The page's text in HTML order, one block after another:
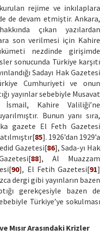
rejime ve inkılaplara
de devam etmiştir. Ankara,
çıkan yazılardan
son verilmesi için Kahire
nezdinde girişimde
sonucunda Türkiye karşıtı
Sadayı Hak Gazetesi
Cumhuriyeti ve onun
yayınlar sebebiyle Musavat
İsmail, Kahire Valiliği’ne
Bunun yanı sıra,
gazete El Feth Gazetesi
85]. 1926’dan 1929’a
Gazetesi[86], Sada-yı Hak
88], Al Muazzam
90], El Fetih Gazetesi[91]
dergi gibi yayınların bazen
gerekçesiyle bazen de
Türkiye’ye sokulması
Mısır Arasındaki Krizler